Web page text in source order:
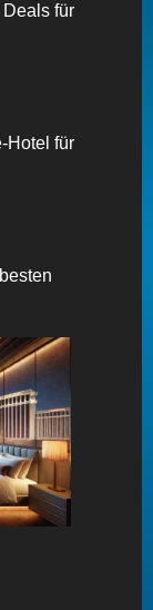
für
Hotel für